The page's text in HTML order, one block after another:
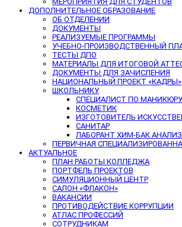
ДОПОЛНИТЕЛЬНОЕ ОБРАЗОВАНИЕ
ОБ ОТДЕЛЕНИИ
ДОКУМЕНТЫ
РЕАЛИЗУЕМЫЕ ПРОГРАММЫ
УЧЕБНО-ПРОИЗВОДСТВЕННЫЙ
ТЕСТЫ ДПО
МАТЕРИАЛЫ ДЛЯ ИТОГОВОЙ
ДОКУМЕНТЫ ДЛЯ ЗАЧИСЛЕНИЯ
НАЦИОНАЛЬНЫЙ ПРОЕКТ «КАДРЫ»
ШКОЛЬНИКУ
СПЕЦИАЛИСТ ПО МАНИКЮРУ
КОСМЕТИК
ИЗГОТОВИТЕЛЬ
САНИТАР
ЛАБОРАНТ ХИМ-БАК
ПЕРВИЧНАЯ
АКТУАЛЬНОЕ
ПЛАН РАБОТЫ КОЛЛЕДЖА
ПОРТФЕЛЬ ПРОЕКТОВ
СИМУЛЯЦИОННЫЙ ЦЕНТР
САЛОН «ФЛАКОН»
ВАКАНСИИ
ПРОТИВОДЕЙСТВИЕ КОРРУПЦИИ
АТЛАС ПРОФЕССИЙ
СОТРУДНИКАМ